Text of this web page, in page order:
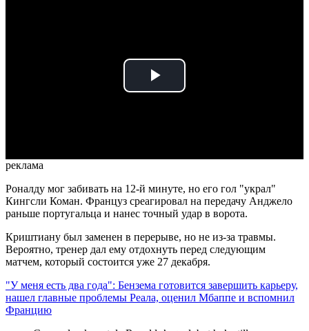
Play
реклама
Роналду мог забивать на 12-й минуте, но его гол "украл"
Кингсли Коман. Француз среагировал на передачу Анджело
раньше португальца и нанес точный удар в ворота.
Криштиану был заменен в перерыве, но не из-за травмы.
Вероятно, тренер дал ему отдохнуть перед следующим
матчем, который состоится уже 27 декабря.
"У меня есть два года": Бензема готовится завершить карьеру,
нашел главные проблемы Реала, оценил Мбаппе и вспомнил
Францию